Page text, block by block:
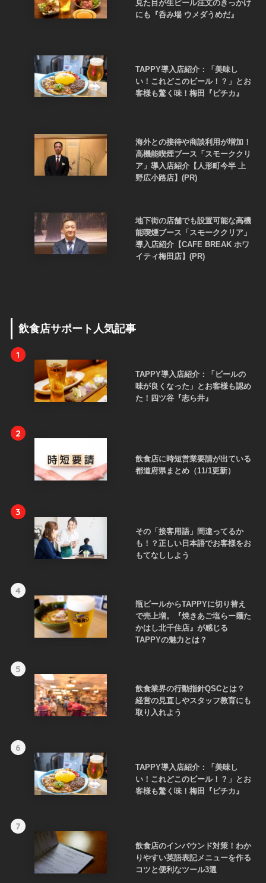
見た目が生ビール注文のきっかけ
にも『呑み場 ウメダうめだ』
TAPPY導入店紹介：「美味し
い！これどこのビール！？」とお
客様も驚く味！梅田『ピチカ』
海外との接待や商談利用が増加！
高機能喫煙ブース「スモーククリ
ア」導入店紹介【人形町今半 上
野広小路店】(PR)
地下街の店舗でも設置可能な高機
能喫煙ブース「スモーククリア」
導入店紹介【CAFE BREAK ホワ
イティ梅田店】(PR)
飲食店サポート人気記事
1
TAPPY導入店紹介：「ビールの
味が良くなった」とお客様も認め
た！四ツ谷『志ら井』
2
飲食店に時短営業要請が出ている
都道府県まとめ（11/1更新）
3
その「接客用語」間違ってるか
も！？正しい日本語でお客様をお
もてなししよう
4
瓶ビールからTAPPYに切り替え
で売上増。『焼きあご塩らー麺た
かはし北千住店』が感じる
TAPPYの魅力とは？
5
飲食業界の行動指針QSCとは？
経営の見直しやスタッフ教育にも
取り入れよう
6
TAPPY導入店紹介：「美味し
い！これどこのビール！？」とお
客様も驚く味！梅田『ピチカ』
7
飲食店のインバウンド対策！わか
りやすい英語表記メニューを作る
コツと便利なツール3選